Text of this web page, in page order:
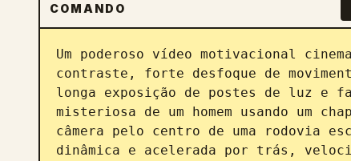
COMANDO
Um poderoso vídeo motivacional
contraste, forte desfoque de
longa exposição de postes de luz
misteriosa de um homem usando um
câmera pelo centro de uma rodovia
dinâmica e acelerada por trás,